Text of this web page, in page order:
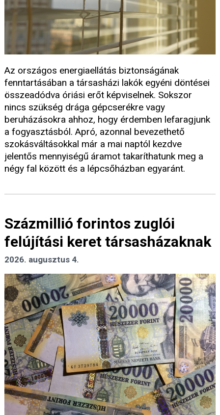
Az országos energiaellátás biztonságának
fenntartásában a társasházi lakók egyéni döntései
összeadódva óriási erőt képviselnek. Sokszor
nincs szükség drága gépcserékre vagy
beruházásokra ahhoz, hogy érdemben lefaragjunk
a fogyasztásból. Apró, azonnal bevezethető
szokásváltásokkal már a mai naptól kezdve
jelentős mennyiségű áramot takaríthatunk meg a
négy fal között és a lépcsőházban egyaránt.
Százmillió forintos zuglói
felújítási keret társasházaknak
2026. augusztus 4.